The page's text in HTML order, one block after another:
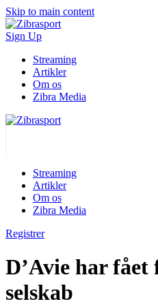
Skip to main content
Sign Up
Streaming
Artikler
Om os
Zibra Media
Streaming
Artikler
Om os
Zibra Media
Registrer
D’Avie har
selskab